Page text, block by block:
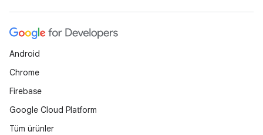
Android
Chrome
Firebase
Google Cloud Platform
Tüm ürünler